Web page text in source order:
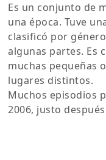
Es un conjunto de
una época. Tuve
clasificó por
algunas partes. Es
muchas pequeñas
lugares distintos.
Muchos episodios
2006, justo